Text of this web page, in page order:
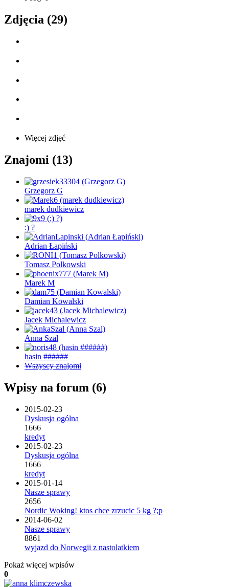
Zdjęcia (29)
Więcej zdjęć
Znajomi (13)
Grzegorz G
marek dudkiewicz
:) ?
Adrian Łapiński
Tomasz Polkowski
Marek M
Damian Kowalski
Jacek Michalewicz
Anna Szal
hasin ######
Wszyscy znajomi
Wpisy na forum (6)
2015-02-23
Dyskusja ogólna
1666
kredyt
2015-02-23
Dyskusja ogólna
1666
kredyt
2015-01-14
Nasze sprawy
2656
Nordic Woking! ktos chce zrzucic 5 kg ?;p
2014-06-02
Nasze sprawy
8861
wyjazd do Norwegii z nastolatkiem
Pokaż więcej wpisów
0